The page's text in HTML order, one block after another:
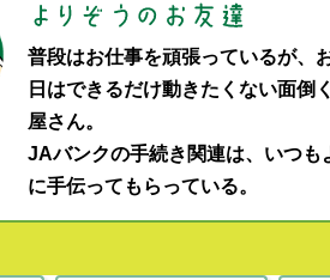
普段はお仕事を頑張っているが、
日はできるだけ動きたくない面倒
屋さん。
JAバンクの手続き関連は、いつも
に手伝ってもらっている。